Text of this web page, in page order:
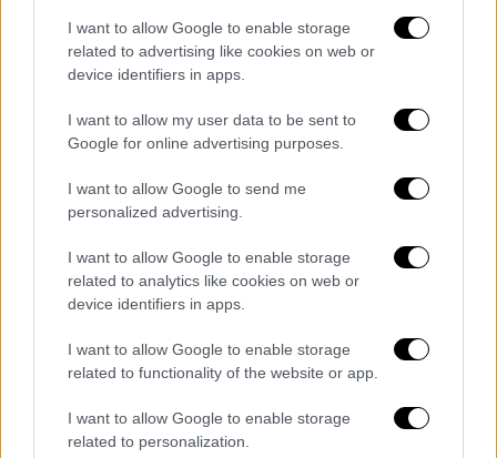
I want to allow Google to enable storage
related to advertising like cookies on web or
device identifiers in apps.
I want to allow my user data to be sent to
Google for online advertising purposes.
I want to allow Google to send me
personalized advertising.
I want to allow Google to enable storage
related to analytics like cookies on web or
device identifiers in apps.
I want to allow Google to enable storage
related to functionality of the website or app.
I want to allow Google to enable storage
related to personalization.
«Άνευ Όρων»: Η Αθήνα γέμισε χρώμα και
υπερηφάνεια - Φωτογραφίες από το
Το φετινό Athens Pride είναι ξεχωριστό,
και διεκδικήσεων